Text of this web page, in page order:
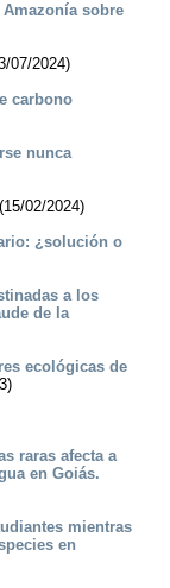
Amazonía sobre
07/2024)
carbono
nunca
(15/02/2024)
¿solución o
a los
de la
ecológicas de
raras afecta a
en Goiás.
mientras
en